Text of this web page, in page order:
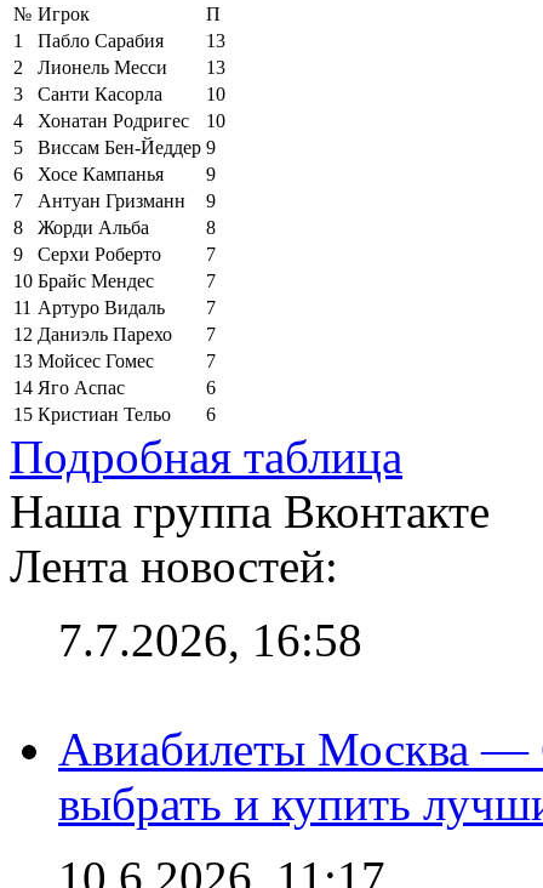
№ Игрок
П
1
Пабло Сарабия
13
2
Лионель Месси
13
3
Санти Касорла
10
4
Хонатан Родригес
10
5
Виссам Бен-Йеддер 9
6
Хосе Кампанья
9
7
Антуан Гризманн
9
8
Жорди Альба
8
9
Серхи Роберто
7
10 Брайс Мендес
7
11 Артуро Видаль
7
12 Даниэль Парехо
7
13 Мойсес Гомес
7
14 Яго Аспас
6
15 Кристиан Тельо 6
Подробная таблица
Наша группа Вконтакте
Лента новостей:
7.7.2026, 16:58
Авиабилеты Москва —
выбрать и купить
10.6.2026, 11:17